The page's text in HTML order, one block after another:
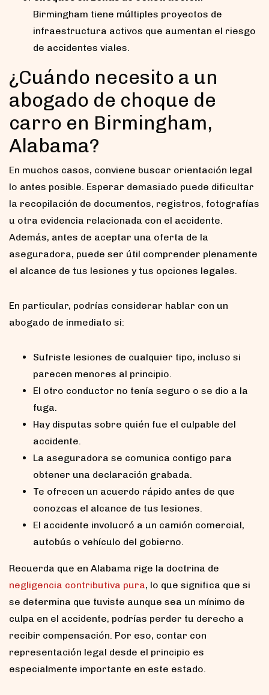
Birmingham tiene múltiples proyectos de
infraestructura activos que aumentan el riesgo
de accidentes viales.
¿Cuándo necesito a un
abogado de choque de
carro en Birmingham,
Alabama?
En muchos casos, conviene buscar orientación legal
lo antes posible. Esperar demasiado puede dificultar
la recopilación de documentos, registros, fotografías
u otra evidencia relacionada con el accidente.
Además, antes de aceptar una oferta de la
aseguradora, puede ser útil comprender plenamente
el alcance de tus lesiones y tus opciones legales.
En particular, podrías considerar hablar con un
abogado de inmediato si:
Sufriste lesiones de cualquier tipo, incluso si
parecen menores al principio.
El otro conductor no tenía seguro o se dio a la
fuga.
Hay disputas sobre quién fue el culpable del
accidente.
La aseguradora se comunica contigo para
obtener una declaración grabada.
Te ofrecen un acuerdo rápido antes de que
conozcas el alcance de tus lesiones.
El accidente involucró a un camión comercial,
autobús o vehículo del gobierno.
Recuerda que en Alabama rige la doctrina de
negligencia contributiva pura, lo que significa que si
se determina que tuviste aunque sea un mínimo de
culpa en el accidente, podrías perder tu derecho a
recibir compensación. Por eso, contar con
representación legal desde el principio es
especialmente importante en este estado.